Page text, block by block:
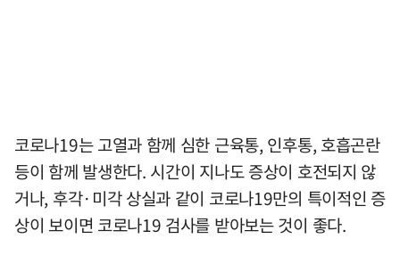
코로나19는 고열과 함께 심한 근육통, 인후통, 호흡곤란
등이 함께 발생한다. 시간이 지나도 증상이 호전되지 않
거나, 후각·미각 상실과 같이 코로나19만의 특이적인 증
상이 보이면 코로나19 검사를 받아보는 것이 좋다.